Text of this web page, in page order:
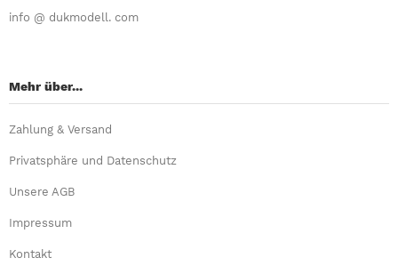
info @ dukmodell. com
Mehr über...
Zahlung & Versand
Privatsphäre und Datenschutz
Unsere AGB
Impressum
Kontakt